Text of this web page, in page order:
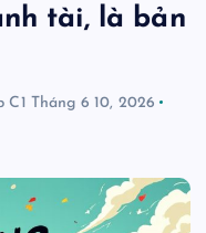
tài, là bản
C1 Tháng 6 10, 2026